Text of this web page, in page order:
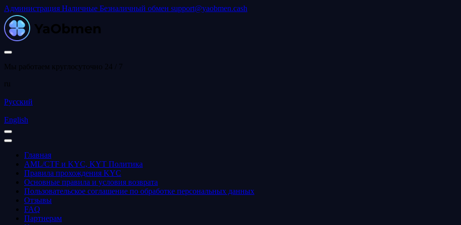
Администрация Наличные Безналичный обмен support@yaobmen.cash
Мы работаем круглосуточно 24 / 7
ru
Русский
English
Главная
AML/CTF и KYC, KYT Политика
Правила прохождения KYC
Основные правила и условия возврата
Пользовательское соглашение по обработке персональных данных
Отзывы
FAQ
Партнерам